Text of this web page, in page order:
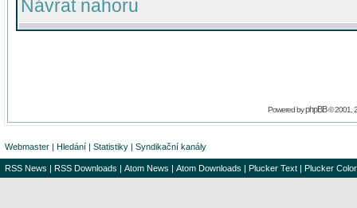
Návrat nahoru
Powered byphpBB© 2001,
Webmaster | Hledání | Statistiky | Syndikační kanály
RSS News | RSS Downloads | Atom News | Atom Downloads | Plucker Text | Plucker Color